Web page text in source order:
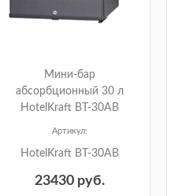
Мини-бар
абсорбционный 30 л
HotelKraft BT-30AB
Артикул:
HotelKraft BT-30AB
23430 руб.